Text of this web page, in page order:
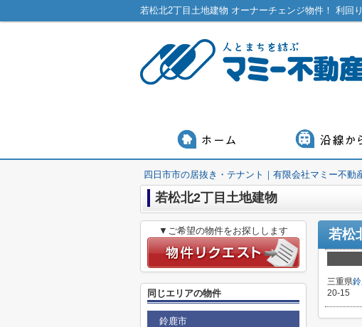
四日市市の居抜き・テナント｜有限会社マミー不動
若松北2丁目土地建物
若松
三重県
20-15
▼ご希望の物件をお探しします
同じエリアの物件
鈴鹿市